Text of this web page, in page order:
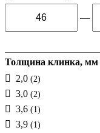
—
Толщина клинка, мм
2,0 (2)
3,0 (2)
3,6 (1)
3,9 (1)